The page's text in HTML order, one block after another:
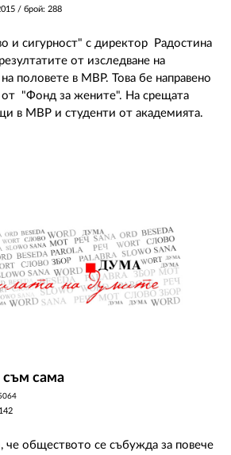
/ брой: 288
и сигурност" с директор Радостина
от изследване на
на половете в МВР. Това бе направено
от "Фонд за жените". На срещата
в МВР и студенти от академията.
съм сама
че обществото се събужда за повече